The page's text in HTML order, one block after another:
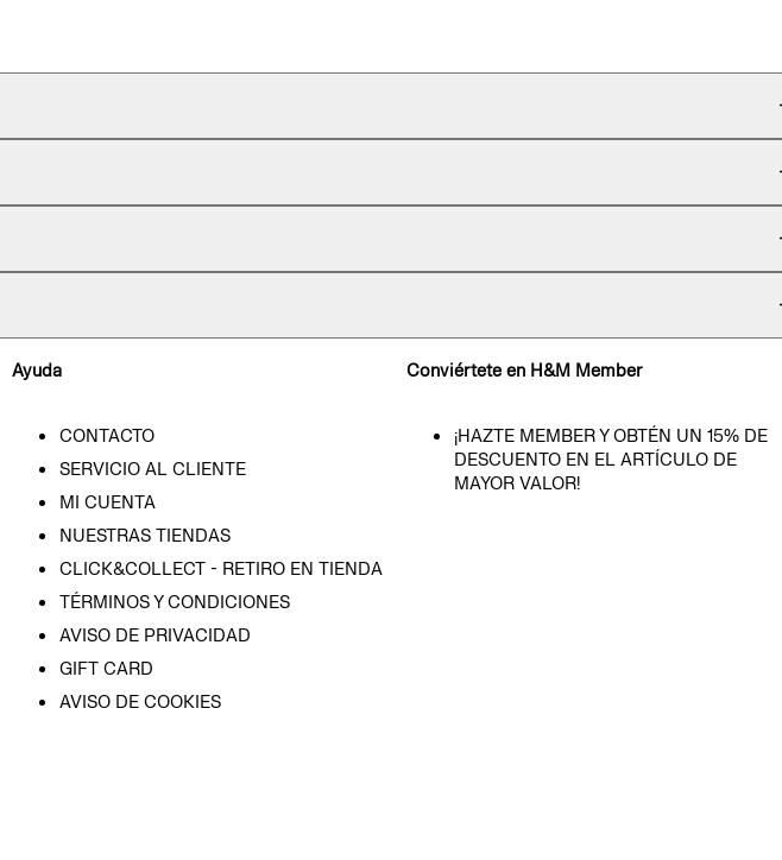
Ayuda
CONTACTO
SERVICIO AL CLIENTE
MI CUENTA
NUESTRAS TIENDAS
CLICK&COLLECT - RETIRO EN TIENDA
TÉRMINOS Y CONDICIONES
AVISO DE PRIVACIDAD
GIFT CARD
AVISO DE COOKIES
Conviértete en H&M Member
¡HAZTE MEMBER Y OBTÉN UN 15% DE
DESCUENTO EN EL ARTÍCULO DE
MAYOR VALOR!